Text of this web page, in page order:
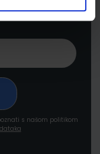
s našom politikom